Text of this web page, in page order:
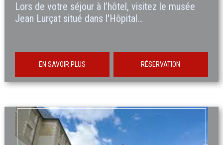
Lors de votre séjour à l’hôtel, visitez le musée
Jean Lurçat situé dans l'Hôpital…
EN SAVOIR PLUS RÉSERVATION